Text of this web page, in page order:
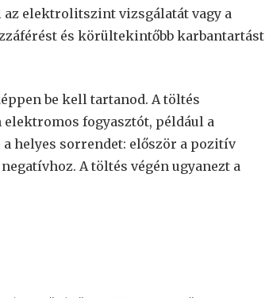
elektrolitszint vizsgálatát vagy a
és körültekintőbb karbantartást
be kell tartanod. A töltés
fogyasztót, például a
helyes sorrendet: először a pozitív
A töltés végén ugyanezt a